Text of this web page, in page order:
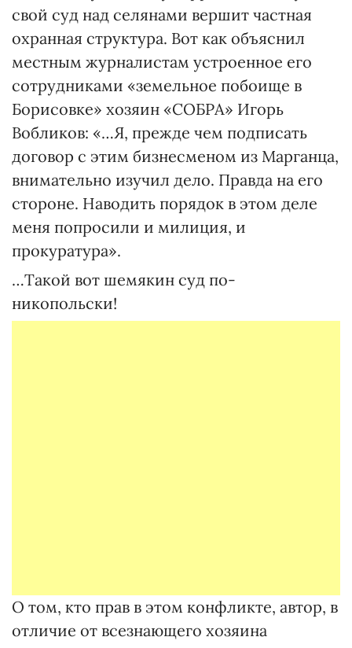
свой суд над селянами вершит частная
охранная структура. Вот как объяснил
местным журналистам устроенное его
сотрудниками «земельное побоище в
Борисовке» хозяин «СОБРА» Игорь
Вобликов: «…Я, прежде чем подписать
договор с этим бизнесменом из Марганца,
внимательно изучил дело. Правда на его
стороне. Наводить порядок в этом деле
меня попросили и милиция, и
прокуратура».
…Такой вот шемякин суд по-
никопольски!
О том, кто прав в этом конфликте, автор, в
отличие от всезнающего хозяина